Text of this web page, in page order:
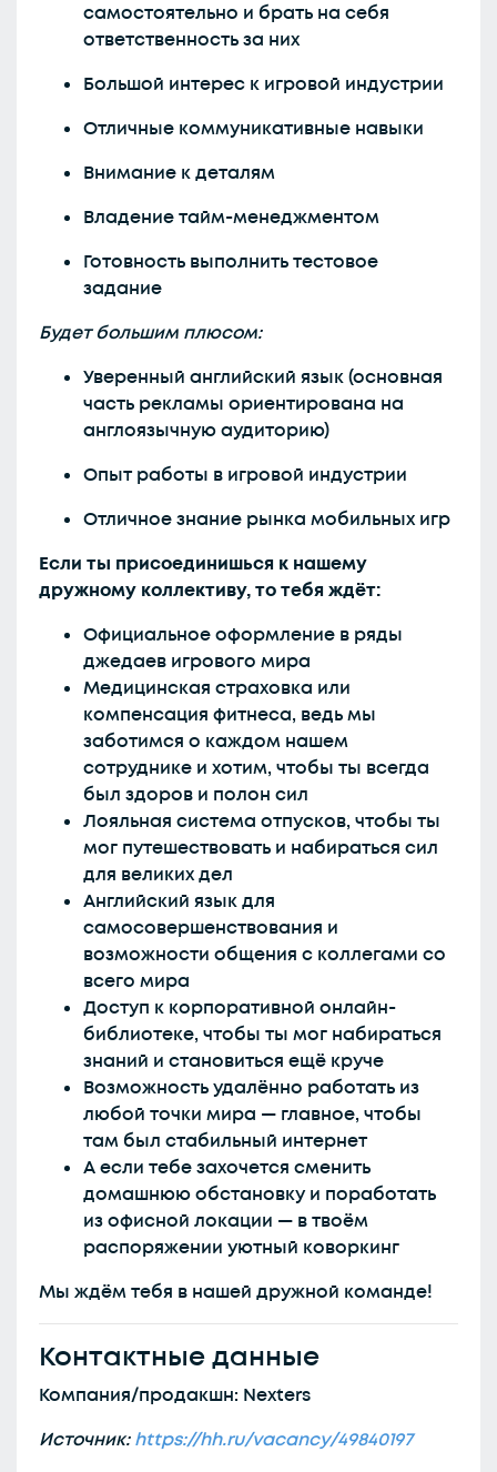
самостоятельно и брать на себя
ответственность за них
Большой интерес к игровой индустрии
Отличные коммуникативные навыки
Внимание к деталям
Владение тайм-менеджментом
Готовность выполнить тестовое
задание
Будет большим плюсом:
Уверенный английский язык (основная
часть рекламы ориентирована на
англоязычную аудиторию)
Опыт работы в игровой индустрии
Отличное знание рынка мобильных игр
Если ты присоединишься к нашему
дружному коллективу, то тебя ждёт:
Официальное оформление в ряды
джедаев игрового мира
Медицинская страховка или
компенсация фитнеса, ведь мы
заботимся о каждом нашем
сотруднике и хотим, чтобы ты всегда
был здоров и полон сил
Лояльная система отпусков, чтобы ты
мог путешествовать и набираться сил
для великих дел
Английский язык для
самосовершенствования и
возможности общения с коллегами со
всего мира
Доступ к корпоративной онлайн-
библиотеке, чтобы ты мог набираться
знаний и становиться ещё круче
Возможность удалённо работать из
любой точки мира — главное, чтобы
там был стабильный интернет
А если тебе захочется сменить
домашнюю обстановку и поработать
из офисной локации — в твоём
распоряжении уютный коворкинг
Мы ждём тебя в нашей дружной команде!
Контактные данные
Компания/продакшн: Nexters
Источник:https://hh.ru/vacancy/49840197